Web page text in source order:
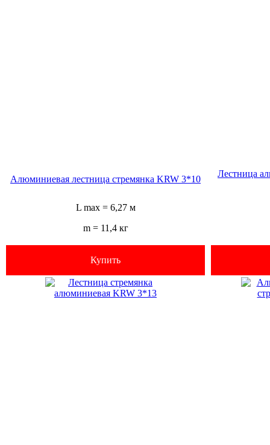
Алюминиевая лестница стремянка KRW 3*10
Лестница
L max = 6,27 м
m = 11,4 кг
Купить